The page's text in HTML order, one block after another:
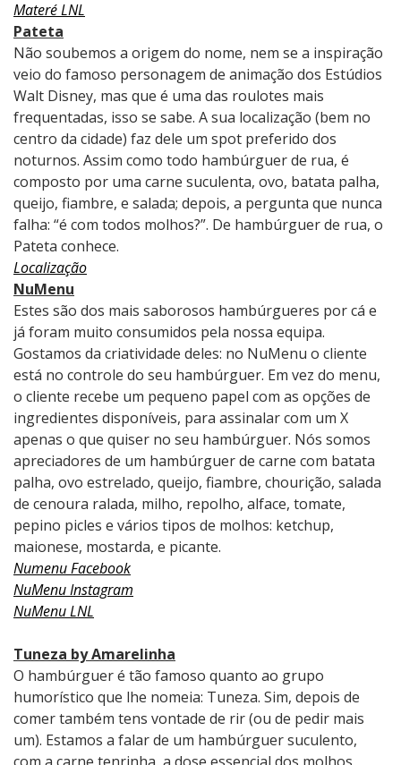
Materé LNL
Pateta
Não soubemos a origem do nome, nem se a inspiração
veio do famoso personagem de animação dos Estúdios
Walt Disney, mas que é uma das roulotes mais
frequentadas, isso se sabe. A sua localização (bem no
centro da cidade) faz dele um spot preferido dos
noturnos. Assim como todo hambúrguer de rua, é
composto por uma carne suculenta, ovo, batata palha,
queijo, fiambre, e salada; depois, a pergunta que nunca
falha: “é com todos molhos?”. De hambúrguer de rua, o
Pateta conhece.
Localização
NuMenu
Estes são dos mais saborosos hambúrgueres por cá e
já foram muito consumidos pela nossa equipa.
Gostamos da criatividade deles: no NuMenu o cliente
está no controle do seu hambúrguer. Em vez do menu,
o cliente recebe um pequeno papel com as opções de
ingredientes disponíveis, para assinalar com um X
apenas o que quiser no seu hambúrguer. Nós somos
apreciadores de um hambúrguer de carne com batata
palha, ovo estrelado, queijo, fiambre, chourição, salada
de cenoura ralada, milho, repolho, alface, tomate,
pepino picles e vários tipos de molhos: ketchup,
maionese, mostarda, e picante.
Numenu Facebook
NuMenu Instagram
NuMenu LNL
Tuneza by Amarelinha
O hambúrguer é tão famoso quanto ao grupo
humorístico que lhe nomeia: Tuneza. Sim, depois de
comer também tens vontade de rir (ou de pedir mais
um). Estamos a falar de um hambúrguer suculento,